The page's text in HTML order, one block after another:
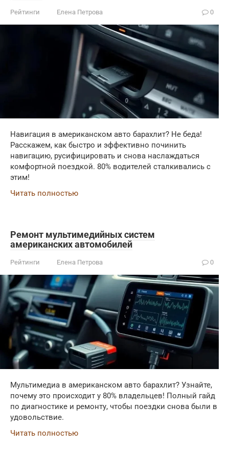
Рейтинги Елена Петрова 0
Навигация в американском авто барахлит? Не беда!
Расскажем, как быстро и эффективно починить
навигацию, русифицировать и снова наслаждаться
комфортной поездкой. 80% водителей сталкивались с
этим!
Читать полностью
Ремонт мультимедийных систем
американских автомобилей
Рейтинги Елена Петрова 0
Мультимедиа в американском авто барахлит? Узнайте,
почему это происходит у 80% владельцев! Полный гайд
по диагностике и ремонту, чтобы поездки снова были в
удовольствие.
Читать полностью